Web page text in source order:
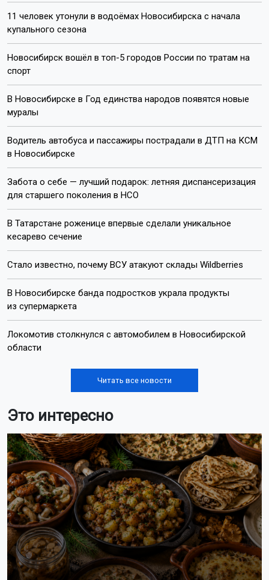
11 человек утонули в водоёмах Новосибирска с начала
купального сезона
Новосибирск вошёл в топ-5 городов России по тратам на
спорт
В Новосибирске в Год единства народов появятся новые
муралы
Водитель автобуса и пассажиры пострадали в ДТП на КСМ
в Новосибирске
Забота о себе — лучший подарок: летняя диспансеризация
для старшего поколения в НСО
В Татарстане роженице впервые сделали уникальное
кесарево сечение
Стало известно, почему ВСУ атакуют склады Wildberries
В Новосибирске банда подростков украла продукты
из супермаркета
Локомотив столкнулся с автомобилем в Новосибирской
области
Читать все новости
Это интересно